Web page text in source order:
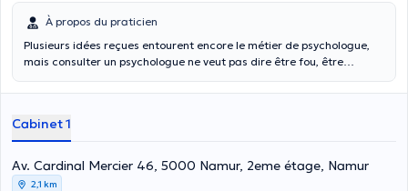
À propos du praticien
Plusieurs idées reçues entourent encore le métier de psychologue,
mais consulter un psychologue ne veut pas dire être fou, être
psychologue, c’est être conscient de ses difficultés et accepter
difficile.
Cabinet 1
Av. Cardinal Mercier 46, 5000 Namur, 2eme étage, Namur
2,1 km